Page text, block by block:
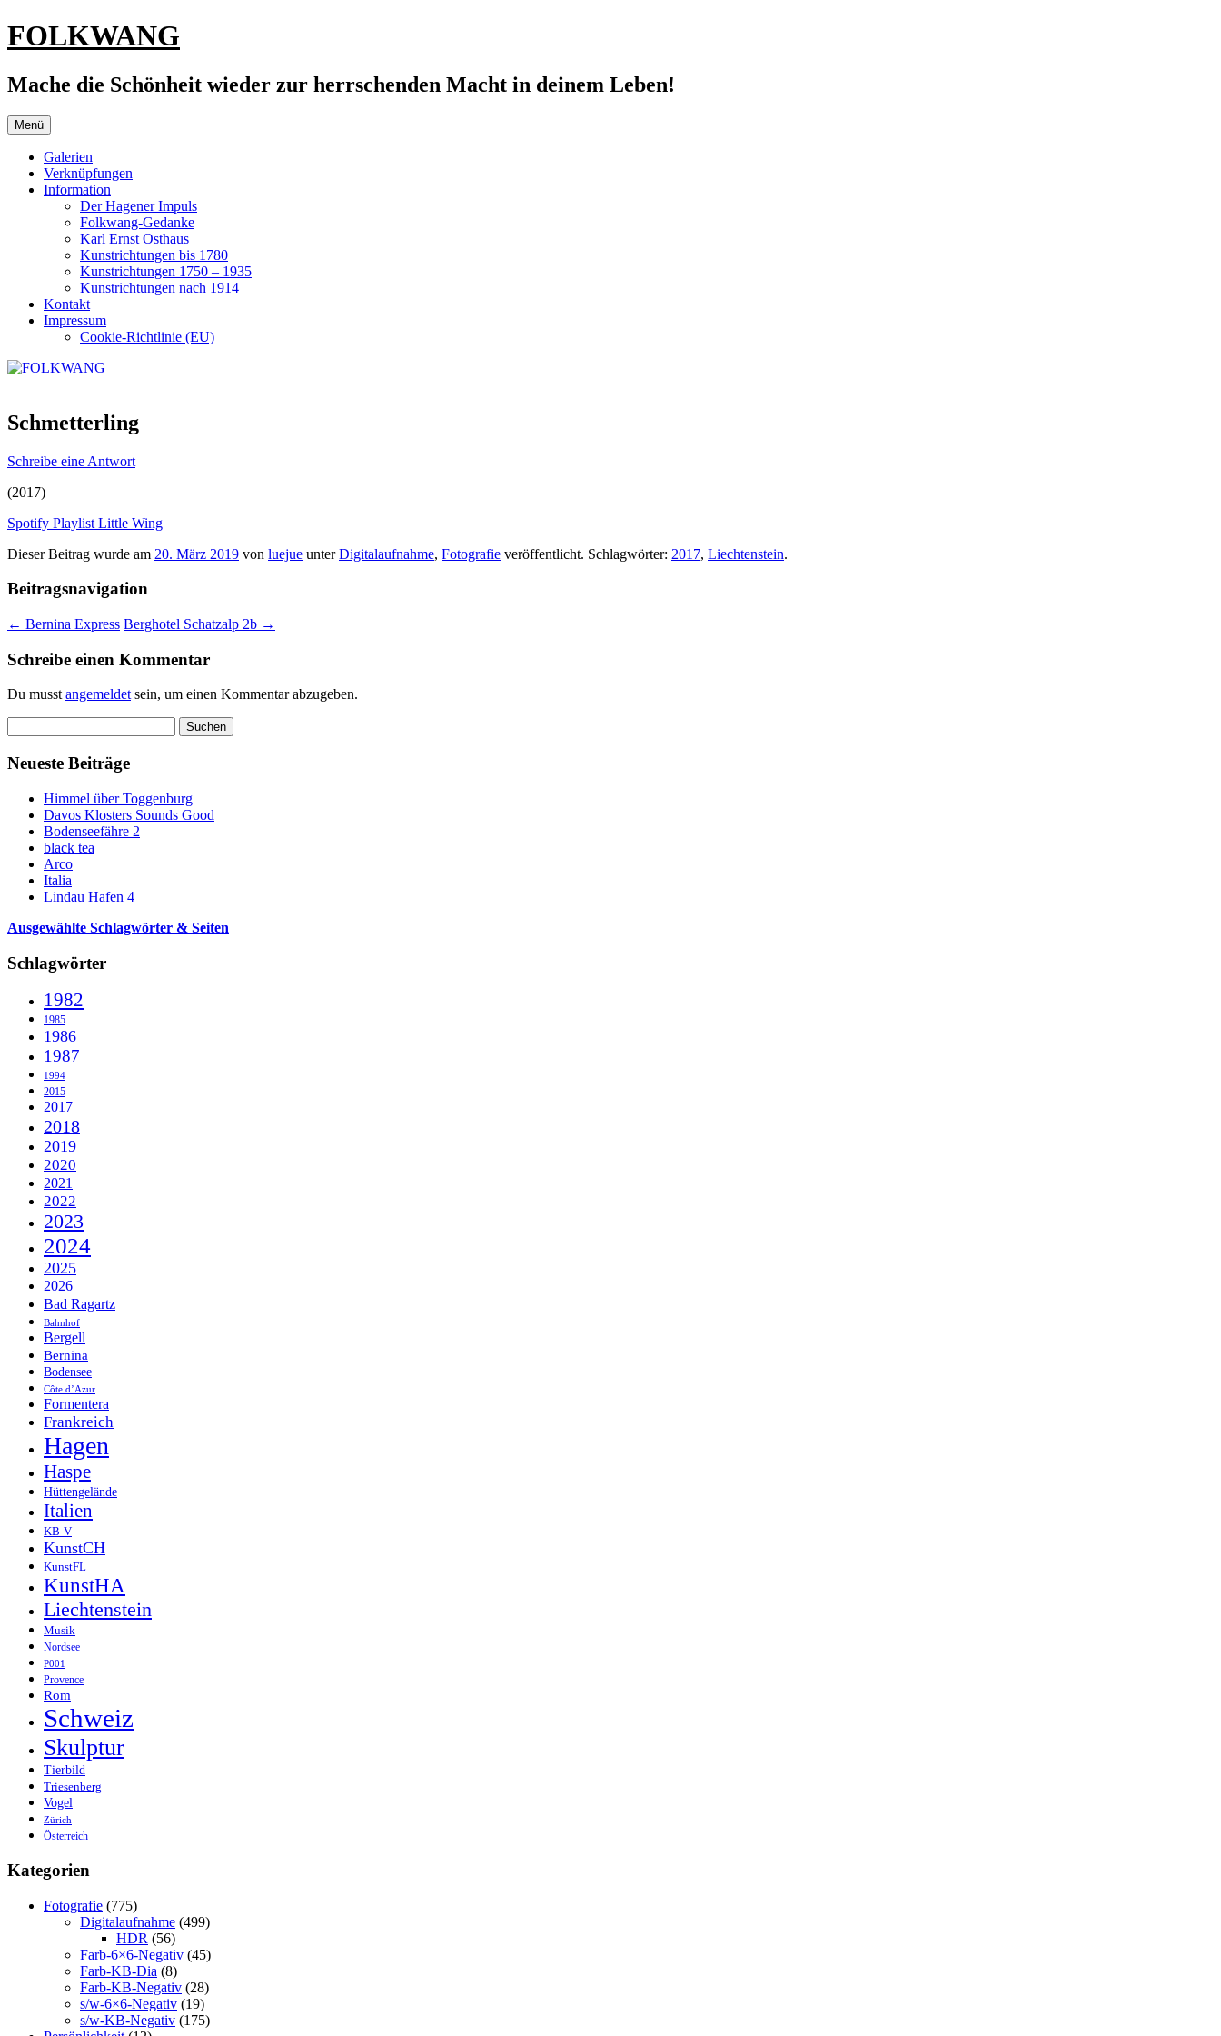
Zum
Inhalt
FOLKWANG
Mache die Schönheit wieder zur herrschenden Macht in deinem Leben!
Menü
Galerien
Verknüpfungen
Information
Der Hagener Impuls
Folkwang-Gedanke
Karl Ernst Osthaus
Kunstrichtungen bis 1780
Kunstrichtungen 1750 – 1935
Kunstrichtungen nach 1914
Kontakt
Impressum
Cookie-Richtlinie (EU)
Schmetterling
Schreibe eine Antwort
(2017)
Spotify Playlist Little Wing
Dieser Beitrag wurde am 20. März 2019 von luejue unterDigitalaufnahme, Fotografie veröffentlicht. Schlagwörter: 2017, Liechtenstein.
Beitragsnavigation
← Bernina Express Berghotel Schatzalp 2b →
Schreibe einen Kommentar
Du musstangemeldetsein, um einen Kommentar abzugeben.
nach:
Neueste Beiträge
Himmel über Toggenburg
Davos Klosters Sounds Good
Bodenseefähre 2
black tea
Arco
Italia
Lindau Hafen 4
Ausgewählte Schlagwörter & Seiten
Schlagwörter
1982
1985
1986
1987
1994
2015
2017
2018
2019
2020
2021
2022
2023
2024
2025
2026
Bad Ragartz
Bahnhof
Bergell
Bernina
Bodensee
Côte d’Azur
Formentera
Frankreich
Hagen
Haspe
Hüttengelände
Italien
KB-V
KunstCH
KunstFL
KunstHA
Liechtenstein
Musik
Nordsee
P001
Provence
Rom
Schweiz
Skulptur
Tierbild
Triesenberg
Vogel
Zürich
Österreich
Kategorien
Fotografie (775)
Digitalaufnahme (499)
HDR (56)
Farb-6×6-Negativ (45)
Farb-KB-Dia (8)
Farb-KB-Negativ (28)
s/w-6×6-Negativ (19)
s/w-KB-Negativ (175)